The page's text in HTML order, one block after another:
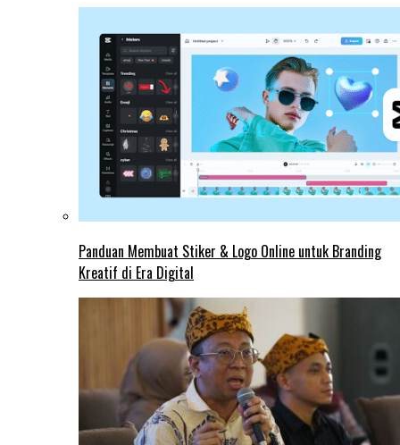
Panduan Membuat Stiker & Logo Online untuk Branding
Kreatif di Era Digital